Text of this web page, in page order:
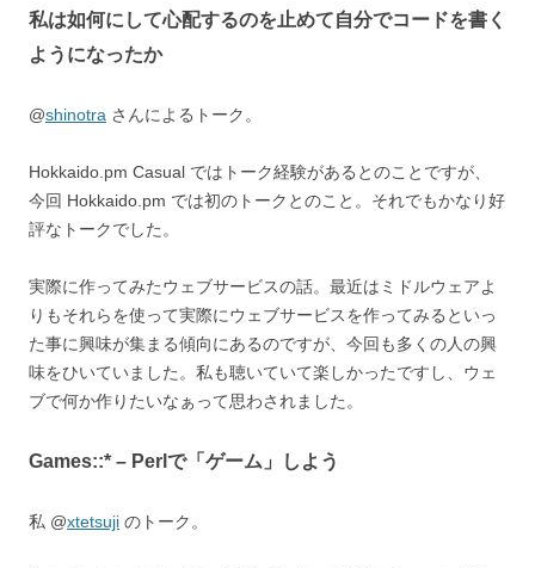
私は如何にして心配するのを止めて自分でコードを書く
ようになったか
@shinotra さんによるトーク。
Hokkaido.pm Casual ではトーク経験があるとのことですが、
今回 Hokkaido.pm では初のトークとのこと。それでもかなり好
評なトークでした。
実際に作ってみたウェブサービスの話。最近はミドルウェアよ
りもそれらを使って実際にウェブサービスを作ってみるといっ
た事に興味が集まる傾向にあるのですが、今回も多くの人の興
味をひいていました。私も聴いていて楽しかったですし、ウェ
ブで何か作りたいなぁって思わされました。
Games::* – Perlで「ゲーム」しよう
私 @xtetsuji のトーク。